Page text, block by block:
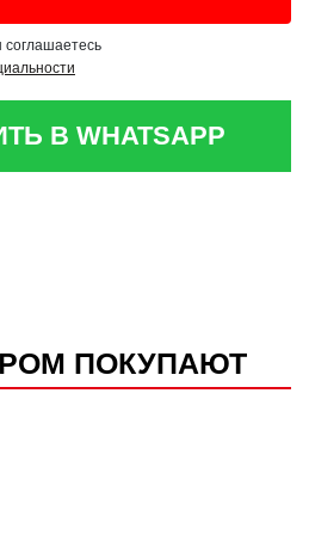
соглашаетесь
В WHATSAPP
ПОКУПАЮТ